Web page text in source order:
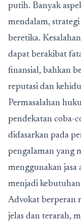
putih. Banyak
mendalam,
beretika.
dapat berakibat
finansial, bahkan
reputasi dan
Permasalahan
pendekatan coba-
didasarkan pada
pengalaman yang
menggunakan
menjadi
Advokat berperan
jelas dan terarah,